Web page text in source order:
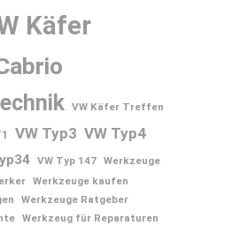
Käfer
VW Käfer Treffen
VW Typ3 VW Typ4
VW Typ 147 Werkzeuge
Werkzeuge kaufen
Werkzeuge Ratgeber
Werkzeug für Reparaturen